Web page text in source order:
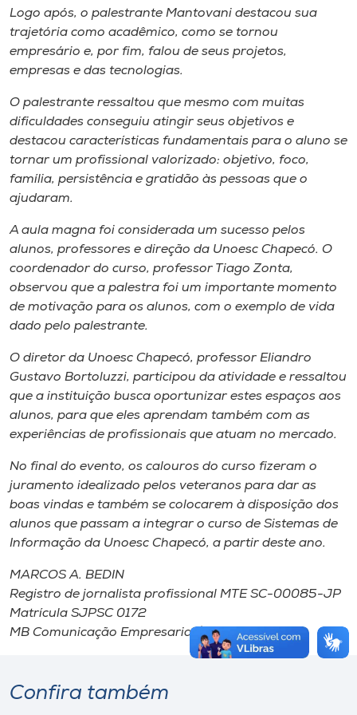
Logo após, o palestrante Mantovani destacou sua
trajetória como acadêmico, como se tornou
empresário e, por fim, falou de seus projetos,
empresas e das tecnologias.
O palestrante ressaltou que mesmo com muitas
dificuldades conseguiu atingir seus objetivos e
destacou características fundamentais para o aluno se
tornar um profissional valorizado: objetivo, foco,
família, persistência e gratidão às pessoas que o
ajudaram.
A aula magna foi considerada um sucesso pelos
alunos, professores e direção da Unoesc Chapecó. O
coordenador do curso, professor Tiago Zonta,
observou que a palestra foi um importante momento
de motivação para os alunos, com o exemplo de vida
dado pelo palestrante.
O diretor da Unoesc Chapecó, professor Eliandro
Gustavo Bortoluzzi, participou da atividade e ressaltou
que a instituição busca oportunizar estes espaços aos
alunos, para que eles aprendam também com as
experiências de profissionais que atuam no mercado.
No final do evento, os calouros do curso fizeram o
juramento idealizado pelos veteranos para dar as
boas vindas e também se colocarem à disposição dos
alunos que passam a integrar o curso de Sistemas de
Informação da Unoesc Chapecó, a partir deste ano.
MARCOS A. BEDIN
Registro de jornalista profissional MTE SC-00085-JP
Matrícula SJPSC 0172
MB Comunicação Empresarial/Organizacional
Confira também